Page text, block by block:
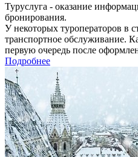
Туруслуга - оказание
бронирования.
У некоторых туроператоров в
транспортное обслуживание.
первую очередь после
Подробнее